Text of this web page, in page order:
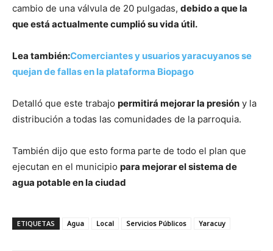
cambio de una válvula de 20 pulgadas, debido a que la
que está actualmente cumplió su vida útil.
Lea también:Comerciantes y usuarios yaracuyanos se
quejan de fallas en la plataforma Biopago
Detalló que este trabajo permitirá mejorar la presión y la
distribución a todas las comunidades de la parroquia.
También dijo que esto forma parte de todo el plan que
ejecutan en el municipio para mejorar el sistema de
agua potable en la ciudad
ETIQUETAS Agua Local Servicios Públicos Yaracuy